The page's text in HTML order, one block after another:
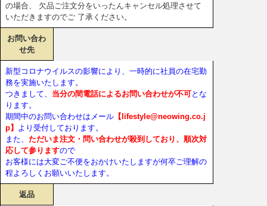
の場合、 欠品ご注文分をいったんキャンセル処理させて
いただきますのでご 了承ください。
お問い合わ
せ先
新型コロナウイルスの影響により、一時的に社員の在宅勤
務を実施いたします。
つきまして、 当分の間電話によるお問い合わせが不可とな
ります。
期間中のお問い合わせはメール 【lifestyle@neowing.co.j
p】
より受付しております。
また、 ただいま注文・問い合わせが殺到しており、順次対
応して参りますので
お客様には大変ご不便をおかけいたしますが何卒ご理解の
程よろしくお願いいたします。
返品